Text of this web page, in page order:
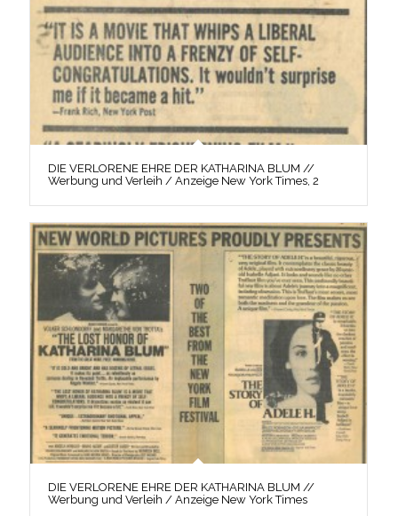
DIE VERLORENE EHRE DER KATHARINA BLUM //
Werbung und Verleih / Anzeige New York Times, 2
DIE VERLORENE EHRE DER KATHARINA BLUM //
Werbung und Verleih / Anzeige New York Times